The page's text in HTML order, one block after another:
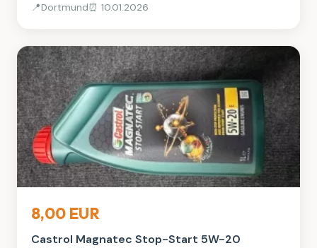
📍Dortmund⏰ 10.01.2026
8,00 EUR
Castrol Magnatec Stop-Start 5W-20